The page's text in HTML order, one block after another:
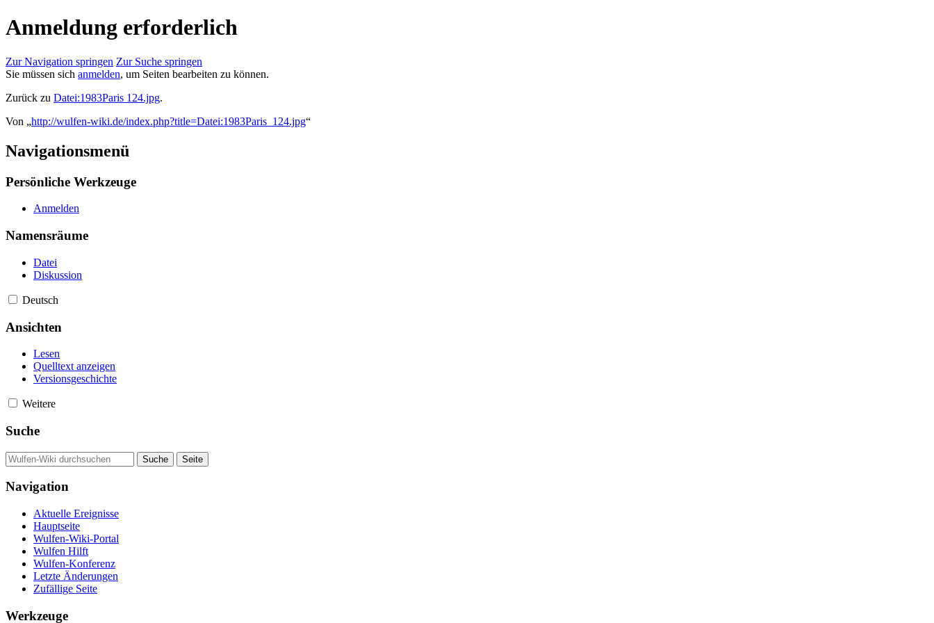
Anmeldung erforderlich
Zur Navigation springen Zur Suche springen
Sie müssen sich anmelden, um Seiten bearbeiten zu können.
Zurück zu Datei:1983Paris 124.jpg.
Von „http://wulfen-wiki.de/index.php?title=Datei:1983Paris_124.jpg“
Navigationsmenü
Persönliche Werkzeuge
Anmelden
Namensräume
Datei
Diskussion
Deutsch
Ansichten
Lesen
Quelltext anzeigen
Versionsgeschichte
Weitere
Suche
Navigation
Aktuelle Ereignisse
Hauptseite
Wulfen-Wiki-Portal
Wulfen Hilft
Wulfen-Konferenz
Letzte Änderungen
Zufällige Seite
Werkzeuge